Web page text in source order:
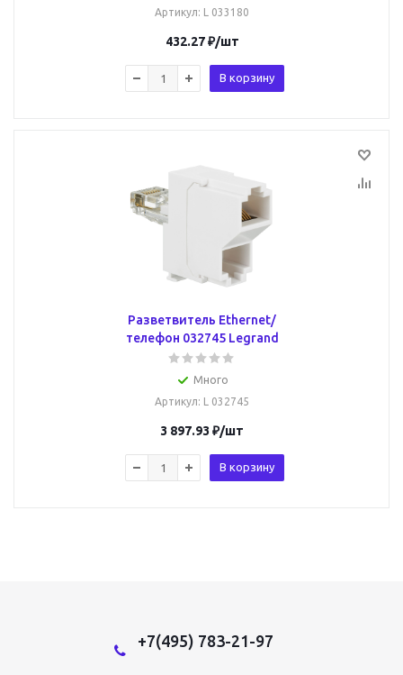
Артикул: L 033180
432.27₽/шт
В корзину
Разветвитель Ethernet/
телефон 032745 Legrand
Много
Артикул: L 032745
3 897.93 ₽/шт
В корзину
+7(495) 783-21-97